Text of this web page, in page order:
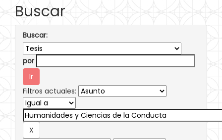
Buscar
Buscar:
por
Filtros actuales: